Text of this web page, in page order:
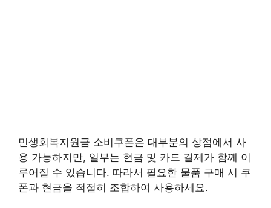
민생회복지원금 소비쿠폰은 대부분의 상점에서 사
용 가능하지만, 일부는 현금 및 카드 결제가 함께 이
루어질 수 있습니다. 따라서 필요한 물품 구매 시 쿠
폰과 현금을 적절히 조합하여 사용하세요.